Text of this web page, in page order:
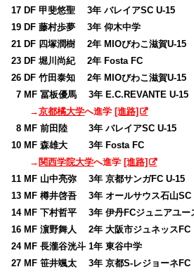
17 DF 甲斐悠聖 3年 バレイアSC U-15
19 DF 藤村歩夢 3年 仰木中学
21 DF 四塚潤樹 2年 MIOびわこ滋賀U-15
23 DF 堀川尚紀 2年 Fosta FC
26 DF 竹田泰知 2年 MIOびわこ滋賀U-15
07 MF 冨板優馬 3年 E.C.REVANTE U-15
→京都橘大学へ進学 [進路]
08 MF 前田陸 3年 バレイアSC U-15
10 MF 森雄大 3年 Fosta FC
→ 関西学院大学へ進学 [進路]
11 MF 山中亮弥 3年 京都サンガFC U-15
13 MF 樽井啓吾 3年 オールサウス石山SC
14 MF 下村哲平 3年 伊丹FCジュニアユー
16 MF 濵野舞人 2年 大阪市ジュネッスFC
24 MF 長瀧谷洸斗 1年 東谷中学
27 MF 笹井颯太 3年 京都S-レジョーネFC